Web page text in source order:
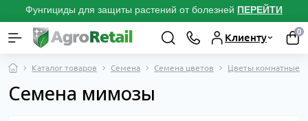
Фунгициды для защиты растений от болезней ПЕРЕЙТИ
Клиенту
0
Каталог товаров Семена Семена цветов Цветы комнатные
Семена мимозы